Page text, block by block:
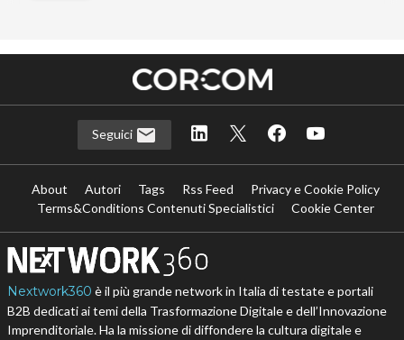
Seguici
About Autori Tags Rss Feed
Privacy e Cookie Policy
Terms&Conditions Contenuti Specialistici
Cookie Center
Nextwork360 è il più grande network in Italia di testate e portali
B2B dedicati ai temi della Trasformazione Digitale e dell’Innovazione
Imprenditoriale. Ha la missione di diffondere la cultura digitale e